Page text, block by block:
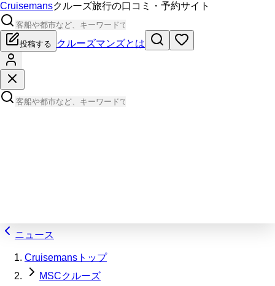
Cruisemansクルーズ旅行の口コミ・予約サイト
投稿する クルーズマンズとは
ニュース
Cruisemansトップ
MSCクルーズ